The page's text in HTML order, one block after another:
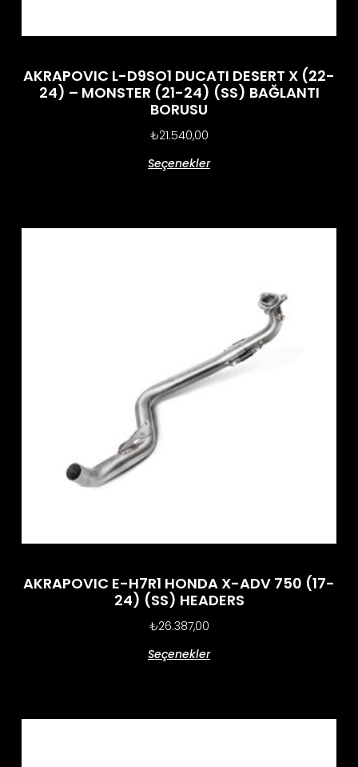
AKRAPOVIC L-D9SO1 DUCATI DESERT X (22-
24) – MONSTER (21-24) (SS) BAĞLANTI
BORUSU
₺21.540,00
Seçenekler
AKRAPOVIC E-H7R1 HONDA X-ADV 750 (17-
24) (SS) HEADERS
₺26.387,00
Seçenekler